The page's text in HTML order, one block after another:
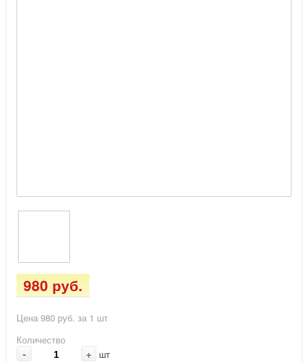
980 руб.
Цена 980 руб. за 1 шт
Количество
- + шт